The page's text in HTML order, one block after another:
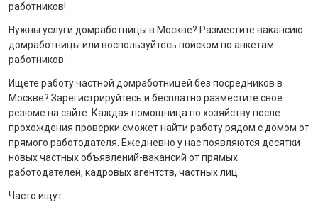
работников!
Нужны услуги домработницы в Москве? Разместите вакансию
домработницы или воспользуйтесь поиском по анкетам
работников.
Ищете работу частной домработницей без посредников в
Москве? Зарегистрируйтесь и бесплатно разместите свое
резюме на сайте. Каждая помощница по хозяйству после
прохождения проверки сможет найти работу рядом с домом от
прямого работодателя. Ежедневно у нас появляются десятки
новых частных объявлений-вакансий от прямых
работодателей, кадровых агентств, частных лиц.
Часто ищут: